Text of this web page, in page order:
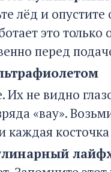
лёд и
это только
перед
не видно
«вау».
косточка